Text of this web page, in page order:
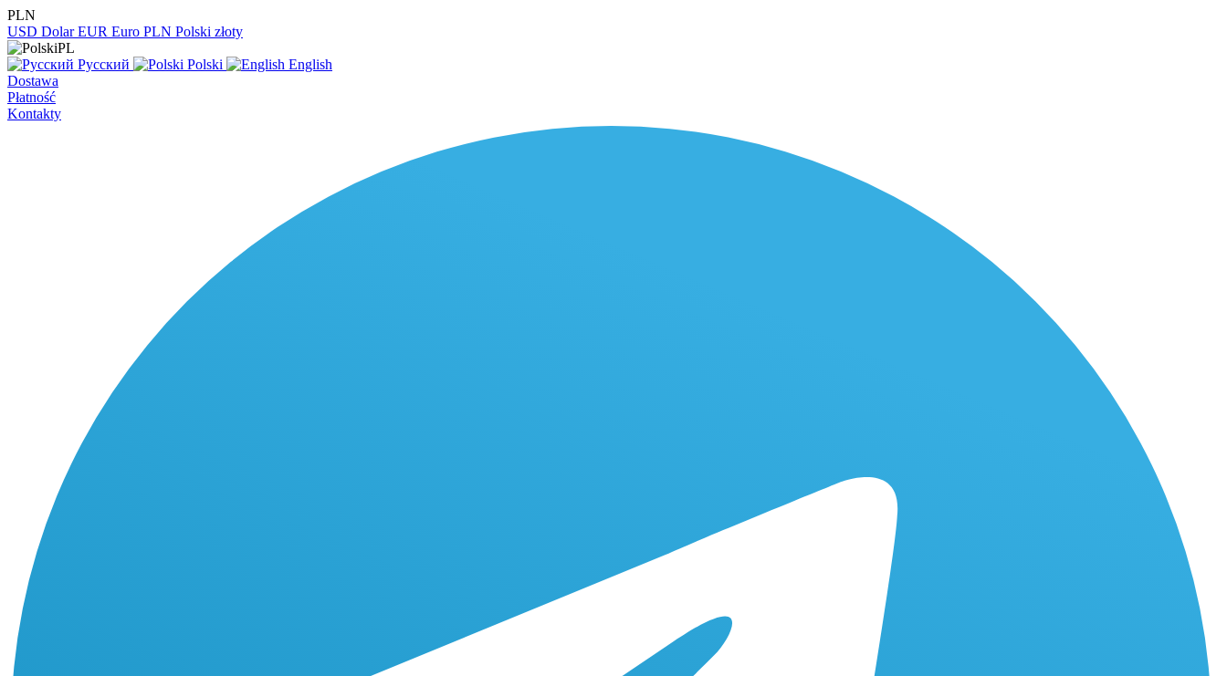
PLN
USD Dolar EUR Euro PLN Polski złoty
PL
Русский
Polski
English
Dostawa
Płatność
Kontakty